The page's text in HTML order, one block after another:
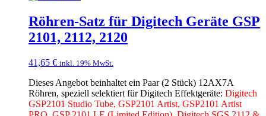
Röhren-Satz für Digitech Geräte GSP
2101, 2112, 2120
41,65 € inkl. 19% MwSt.
Dieses Angebot beinhaltet ein Paar (2 Stück) 12AX7A
Röhren, speziell selektiert für Digitech Effektgeräte: Digitech
GSP2101 Studio Tube, GSP2101 Artist, GSP2101 Artist